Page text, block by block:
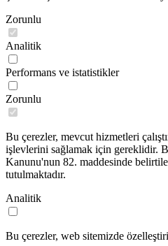
Zorunlu
Analitik
Performans ve istatistikler
Zorunlu
Bu çerezler, mevcut hizmetleri
işlevlerini sağlamak için gereklidir.
Kanunu'nun 82. maddesinde
tutulmaktadır.
Analitik
Bu çerezler, web sitemizde